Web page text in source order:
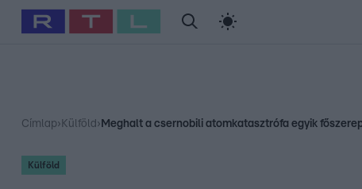
Babits Marcella Szellő István Most Wanted
Címlap› Külföld › Meghalt a csernobili atomkatasztrófa egyik
Külföld